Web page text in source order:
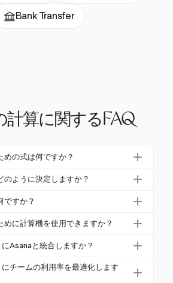
Bank Transfer
計算に関するFAQ
めの式は何ですか？
を使用して計算されます：(請求可
用可能な時間のうち、請求可能な
のように決定しますか？
、実施した作業に対してクライア
マーや手動入力を使用してこれら
ですか？
界によって通常75%から85%の
使用を示します。
めに計算機を使用できますか？
用して利用率を決定できます。Har
率を計算し、正確なインサイト
Asanaと統合しますか？
シームレスに統合されており、Asa
接時間を追跡できます。この統合
チームの利用率を最適化します